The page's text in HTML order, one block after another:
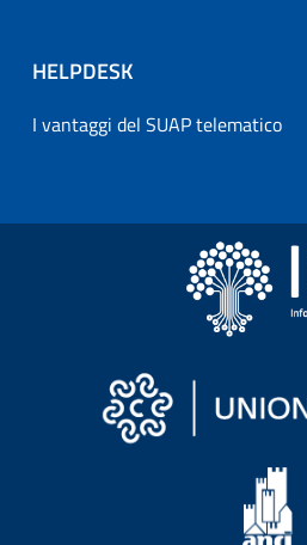
HELPDESK
I vantaggi del SUAP telematico